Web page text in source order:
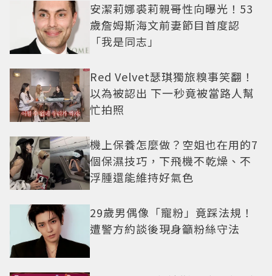
安潔莉娜裘莉親哥性向曝光！53
歲詹姆斯海文前妻節目首度認
「我是同志」
Red Velvet瑟琪獨旅糗事笑翻！
以為被認出 下一秒竟被當路人幫
忙拍照
機上保養怎麼做？空姐也在用的7
個保濕技巧，下飛機不乾燥、不
浮腫還能維持好氣色
29歲男偶像「寵粉」竟踩法規！
遭警方約談後現身籲粉絲守法